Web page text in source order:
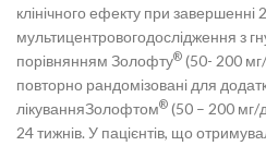
клінічного ефекту при завершенні
мультицентровогодослідження з
порівнянням Золофту® (50- 200
повторно рандомізовані для
лікуванняЗолофтом® (50 – 200 мг/
24 тижнів. У пацієнтів, що